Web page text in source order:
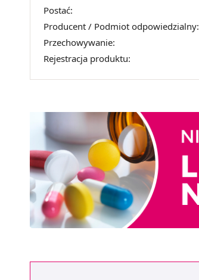
Postać:
Producent / Podmiot odpowiedzialny:
Przechowywanie:
Rejestracja produktu: